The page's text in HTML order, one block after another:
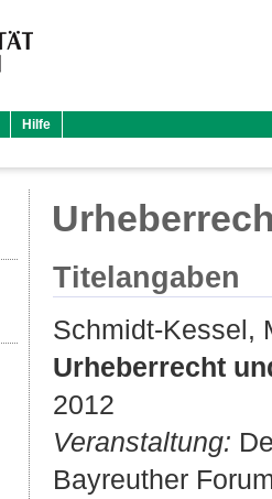
Hilfe
Titelangaben
Schmidt-Kessel,
Urheberrecht
2012
Veranstaltung:
Bayreuther